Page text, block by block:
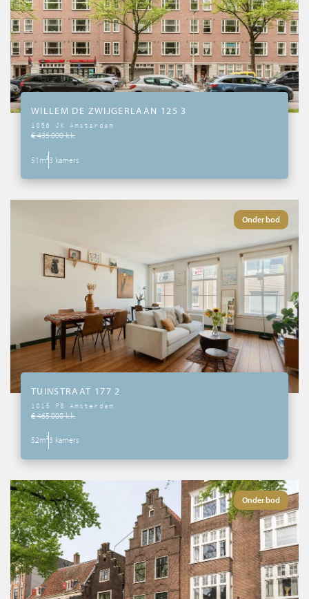
WILLEM DE ZWIJGERLAAN 125 3
1056 JK Amsterdam
€ 435.000 k.k.
51m²3 kamers
Onder bod
TUINSTRAAT 177 2
1015 PB Amsterdam
€ 465.000 k.k.
52m²3 kamers
Onder bod